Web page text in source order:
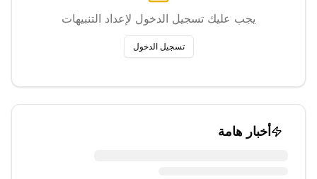
يجب عليك تسجيل الدخول لإعداد التنبيهات
تسجيل الدخول
أخبار هامة